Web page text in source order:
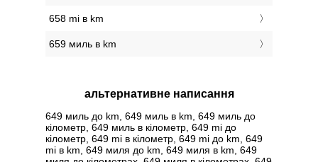
658 mi в km
659 миль в km
альтернативне написання
649 миль до km, 649 миль в km, 649 миль до
кілометр, 649 миль в кілометр, 649 mi до
кілометр, 649 mi в кілометр, 649 mi до km, 649
mi в km, 649 миля до km, 649 миля в km, 649